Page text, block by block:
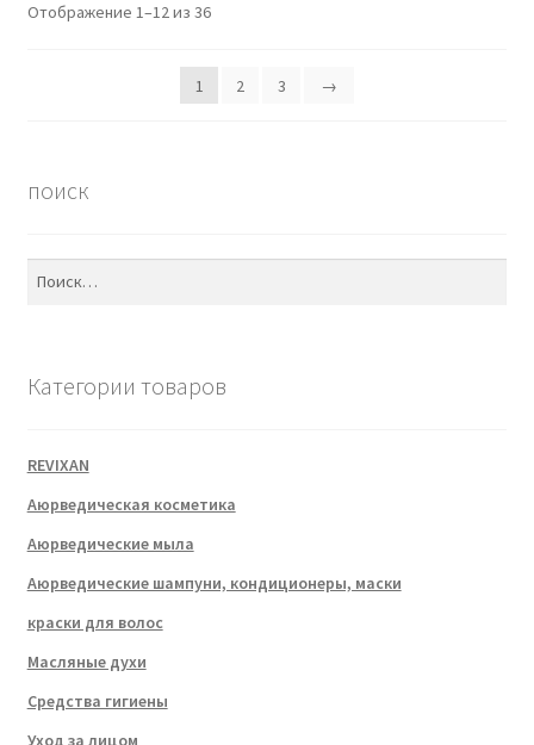
Отображение 1–12 из 36
1 2 3 →
поиск
Категории товаров
REVIXAN
Аюрведическая косметика
Аюрведические мыла
Аюрведические шампуни, кондиционеры, маски
краски для волос
Масляные духи
Средства гигиены
Уход за лицом